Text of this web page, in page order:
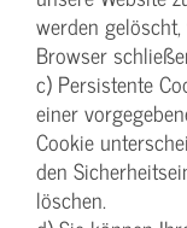
werden
Browser
c) Persistente
einer
Cookie
den
löschen.